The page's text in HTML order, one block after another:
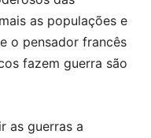
as populações e
o pensador francês
fazem guerra são
as guerras a